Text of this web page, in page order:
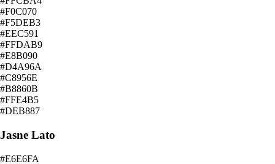
#F0C070
#F5DEB3
#EEC591
#FFDAB9
#E8B090
#D4A96A
#C8956E
#B8860B
#FFE4B5
#DEB887
Jasne Lato
#E6E6FA